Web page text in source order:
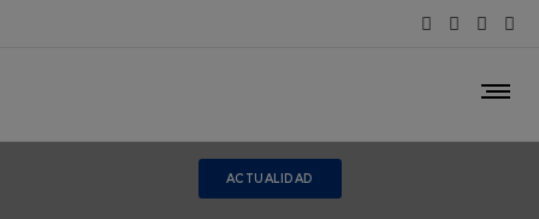
ACTUALIDAD